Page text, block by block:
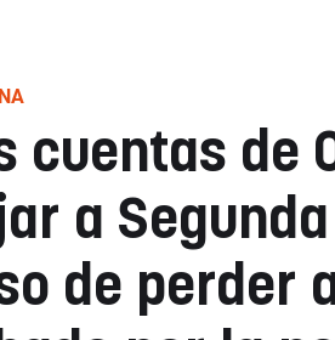
cuentas de
a
de perder